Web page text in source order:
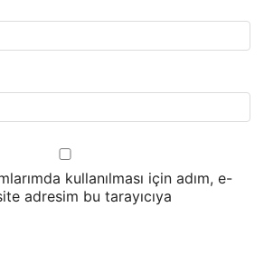
kullanılması için adım, e-
adresim bu tarayıcıya